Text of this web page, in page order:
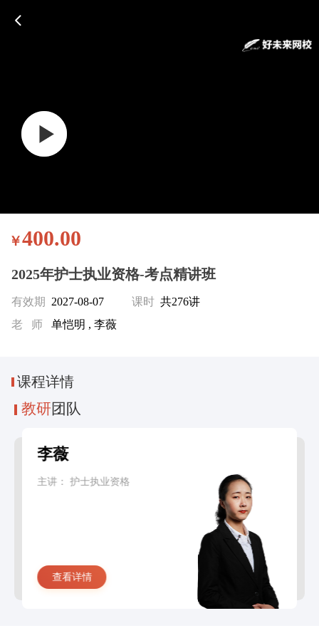
￥400.00
2025年护士执业资格-考点精讲班
有效期 2027-08-07 课时共276讲
老 师
单恺明 , 李薇
课程详情
教研团队
李薇
主讲： 护士执业资格
查看详情